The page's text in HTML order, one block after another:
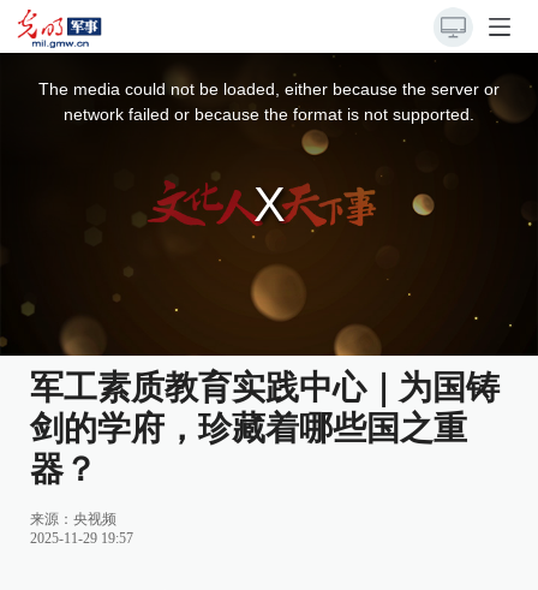
The media could not be loaded, either because the server or
network failed or because the format is not supported.
军工素质教育实践中心｜为国铸
剑的学府，珍藏着哪些国之重
器？
来源： 央视频
2025-11-29 19:57